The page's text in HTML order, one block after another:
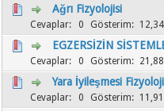
Ağrı Fizyolojisi
0
EGZERSİZİN
0
Yara İyileşmesi
0